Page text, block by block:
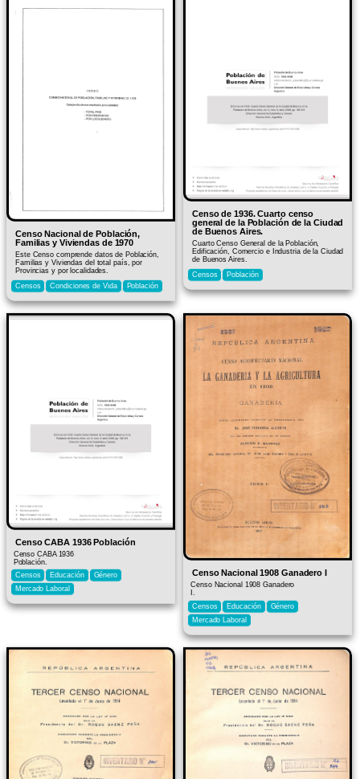
Censo Nacional de Población,
Familias y Viviendas de 1970
Este Censo comprende datos de Población,
Familias y Viviendas del total país, por
Provincias y por localidades.
Censos
Condiciones de Vida Población
Censo de 1936. Cuarto censo
general de la Población de la Ciudad
de Buenos Aires.
Cuarto Censo General de la Población,
Edificación, Comercio e Industria de la Ciudad
de Buenos Aires.
Censos
Población
Censo CABA 1936 Población
Censo CABA 1936
Población.
Censos
Educación
Género
Mercado Laboral
Censo Nacional 1908 Ganadero I
Censo Nacional 1908 Ganadero
I.
Censos
Educación
Género
Mercado Laboral